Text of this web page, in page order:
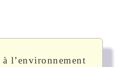
à l’environnement